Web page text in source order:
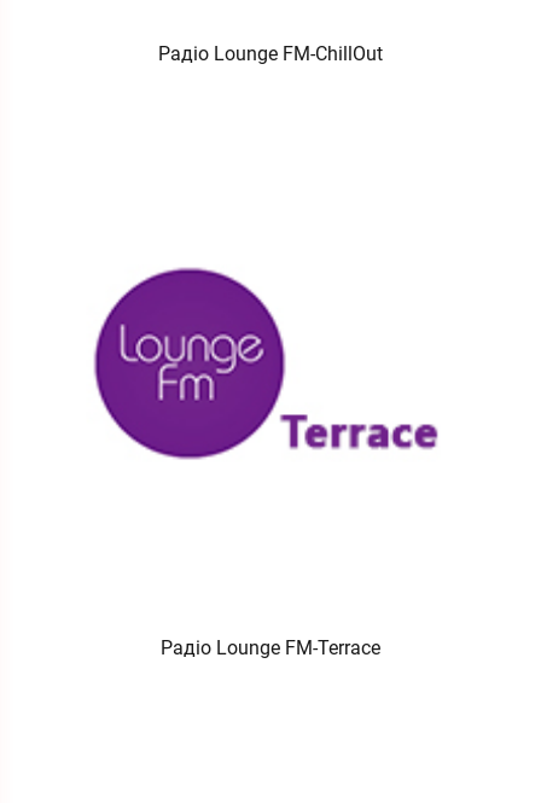
Радіо Lounge FM-ChillOut
Радіо Lounge FM-Terrace